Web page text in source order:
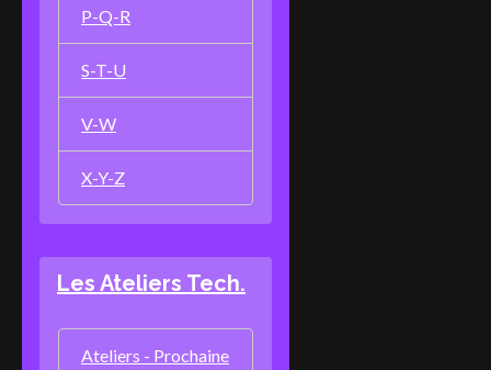
P-Q-R
S-T-U
V-W
X-Y-Z
Les Ateliers Tech.
Ateliers - Prochaine